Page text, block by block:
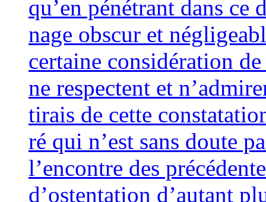
qu’en péné­trant dans ce
nage obs­cur et
cer­taine consi­dé­ra­tion
ne res­pectent et
tirais de cette
ré qui n’est sans doute
l’encontre des
d’ostentation d’autant